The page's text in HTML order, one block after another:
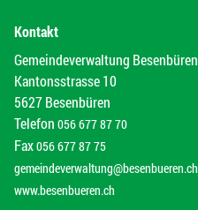
Kontakt
Gemeindeverwaltung Besenbüren
Kantonsstrasse 10
5627 Besenbüren
Telefon 056 677 87 70
Fax056 677 87 75
gemeindeverwaltung@besenbueren.ch
www.besenbueren.ch